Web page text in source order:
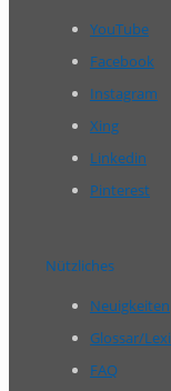
YouTube
Facebook
Instagram
Xing
Linkedin
Pinterest
Nützliches
Neuigkeiten
Glossar/
FAQ